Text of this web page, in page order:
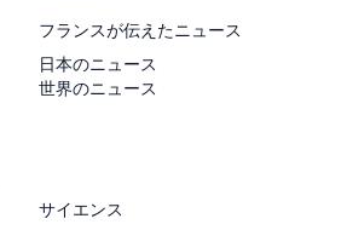
フランスが伝えたニュース
日本のニュース
世界のニュース
サイエンス